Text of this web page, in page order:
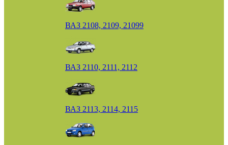
ВАЗ 2108, 2109, 21099
ВАЗ 2110, 2111, 2112
ВАЗ 2113, 2114, 2115